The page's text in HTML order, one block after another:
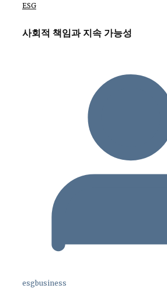
ESG
사회적 책임과 지속 가능성
esgbusiness